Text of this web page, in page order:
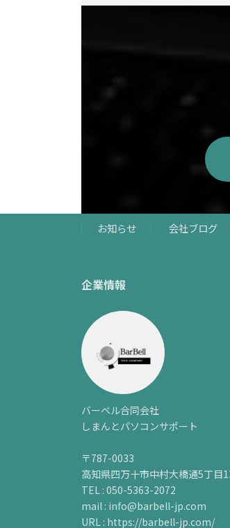
お知らせ 会社ブログ
企業情報
バーベル合同会社
しまんとパソコンサポート
〒787-0033
高知県四万十市中村大橋通5丁目
TEL : 050-5363-2072
mail : info@barbell-jp.com
URL : https://barbell-jp.com/